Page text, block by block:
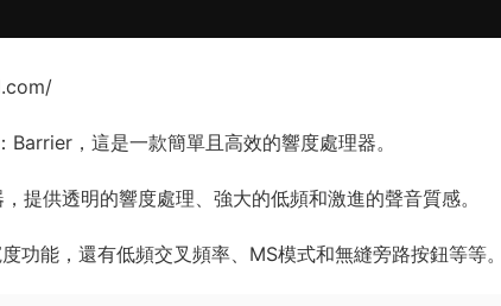
，這是一款簡單且高效的響度處理器。
提供透明的響度處理、強大的低頻和激進的聲音質感。
功能，還有低頻交叉頻率、MS模式和無縫旁路按鈕等等。